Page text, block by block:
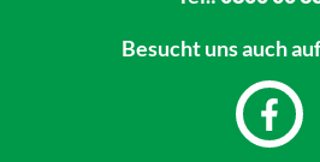
Besucht unsauch